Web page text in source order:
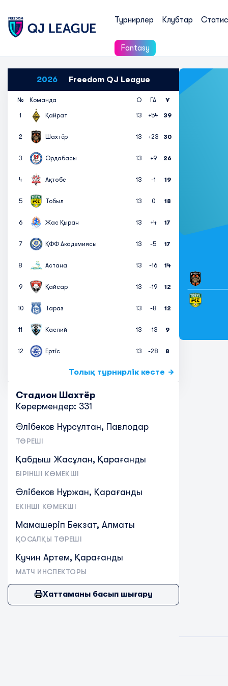
Турнирлер Клубтар
Fantasy
2026 Freedom QJ League
№ Команда О ГА Ұ
1 Қайрат 13 +54 39
2 Шахтёр 13 +23 30
3 Ордабасы 13 +9 26
4 Ақтөбе 13 -1 19
5 Тобыл 13 0 18
6 Жас Қыран 13 +4 17
7 ҚФФ Академиясы 13 -5 17
8 Астана 13 -16 14
9 Қайсар 13 -19 12
10 Тараз 13 -8 12
11 Каспий 13 -13 9
12 Ертіс 13 -28 8
Толық турнирлік кесте
Стадион Шахтёр
Көрермендер: 331
Әлібеков Нұрсұлтан, Павлодар
ТӨРЕШІ
Қабдыш Жасұлан, Қарағанды
БІРІНШІ КӨМЕКШІ
Әлібеков Нұржан, Қарағанды
ЕКІНШІ КӨМЕКШІ
Мамашәріп Бекзат, Алматы
ҚОСАЛҚЫ ТӨРЕШІ
Кучин Артем, Қарағанды
МАТЧ ИНСПЕКТОРЫ
Хаттаманы басып шығару